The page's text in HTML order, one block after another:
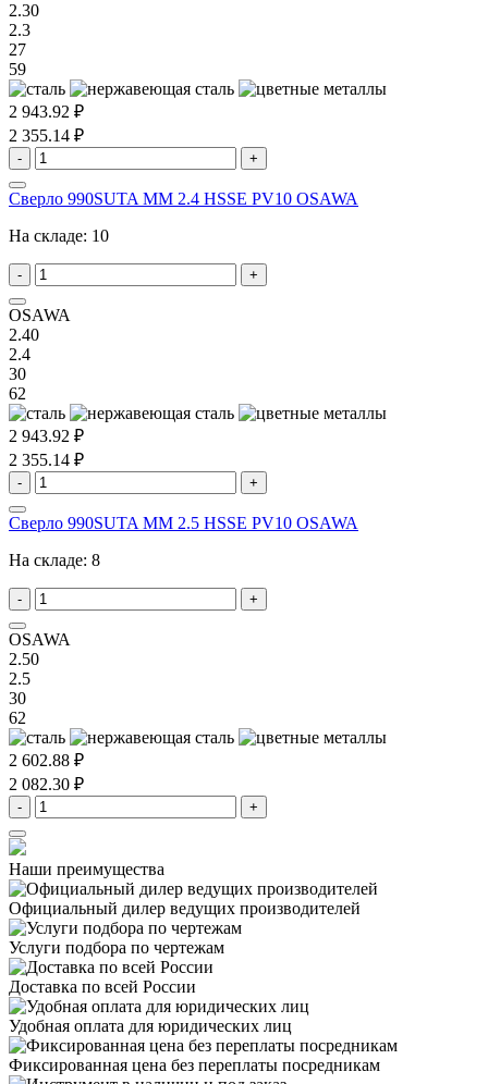
2.30
2.3
27
59
2 943.92 ₽
2 355.14 ₽
- +
Сверло 990SUTA MM 2.4 HSSE PV10 OSAWA
На складе: 10
- +
OSAWA
2.40
2.4
30
62
2 943.92 ₽
2 355.14 ₽
- +
Сверло 990SUTA MM 2.5 HSSE PV10 OSAWA
На складе: 8
- +
OSAWA
2.50
2.5
30
62
2 602.88 ₽
2 082.30 ₽
- +
Наши преимущества
Официальный дилер ведущих производителей
Услуги подбора по чертежам
Доставка по всей России
Удобная оплата для юридических лиц
Фиксированная цена без переплаты посредникам